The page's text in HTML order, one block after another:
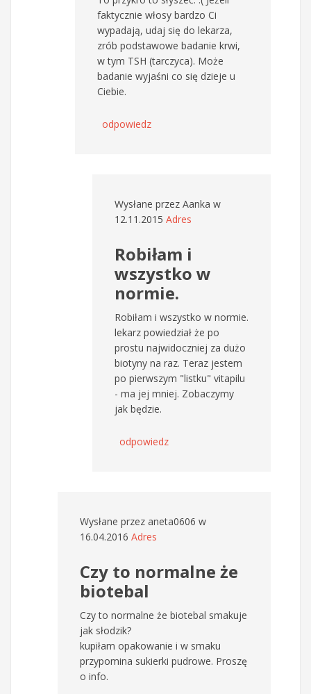
faktycznie włosy bardzo Ci
wypadają, udaj się do lekarza,
zrób podstawowe badanie krwi,
w tym TSH (tarczyca). Może
badanie wyjaśni co się dzieje u
Ciebie.
odpowiedz
Wysłane przez Aanka w
12.11.2015 Adres
Robiłam i
wszystko w
normie.
Robiłam i wszystko w normie.
lekarz powiedział że po
prostu najwidoczniej za dużo
biotyny na raz. Teraz jestem
po pierwszym "listku" vitapilu
- ma jej mniej. Zobaczymy
jak będzie.
odpowiedz
Wysłane przez aneta0606 w
16.04.2016 Adres
Czy to normalne że
biotebal
Czy to normalne że biotebal smakuje
jak słodzik?
kupiłam opakowanie i w smaku
przypomina sukierki pudrowe. Proszę
o info.